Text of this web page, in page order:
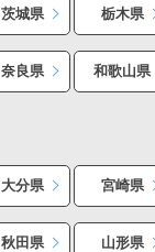
茨城県 栃木県
奈良県 和歌山県
大分県 宮崎県
秋田県 山形県